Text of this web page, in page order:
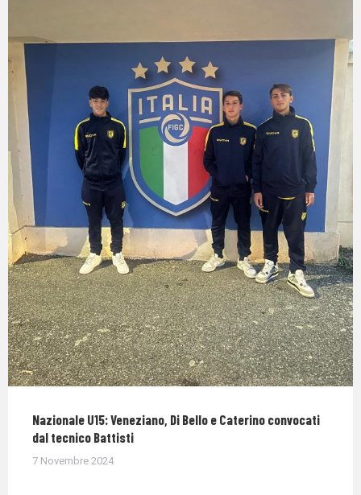
Nazionale U15: Veneziano, Di Bello e Caterino convocati
dal tecnico Battisti
7 Novembre 2024